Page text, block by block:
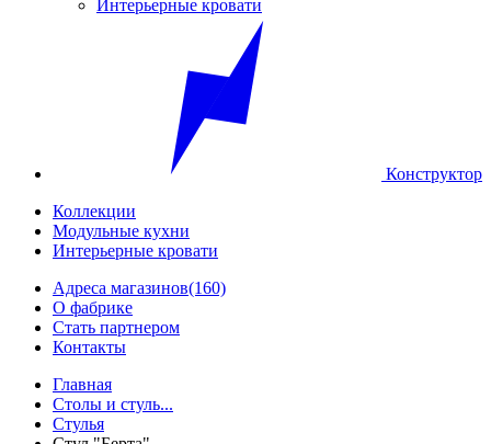
Интерьерные кровати
Конструктор
Коллекции
Модульные кухни
Интерьерные кровати
Адреса магазинов(160)
О фабрике
Стать партнером
Контакты
Главная
Столы и стуль...
Стулья